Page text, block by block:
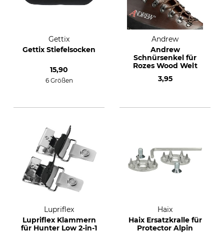
Gettix
Gettix Stiefelsocken
15,90
6 Größen
Andrew
Andrew
Schnürsenkel für
Rozes Wood Welt
3,95
Lupriflex
Lupriflex Klammern
für Hunter Low 2-in-1
Haix
Haix Ersatzkralle für
Protector Alpin